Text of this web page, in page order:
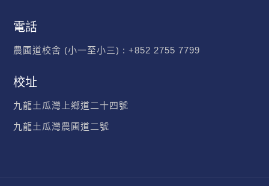
電話
農圃道校舍 (小一至小三) : +852 2755 7799
校址
九龍土瓜灣上鄉道二十四號
九龍土瓜灣農圃道二號